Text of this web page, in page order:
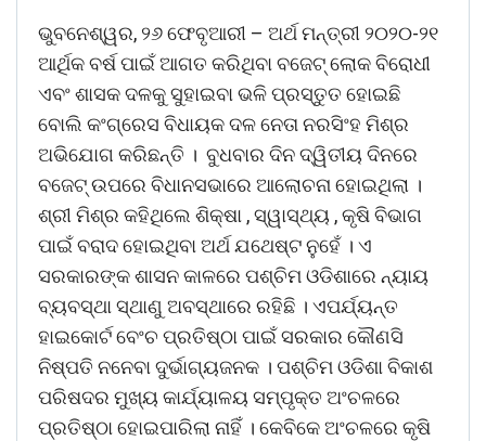
ଭୁବନେଶ୍ୱର, ୨୬ ଫେବୃଆରୀ – ଅର୍ଥ ମନ୍ତ୍ରୀ ୨୦୨୦-୨୧
ଆର୍ଥିକ ବର୍ଷ ପାଇଁ ଆଗତ କରିଥିବା ବଜେଟ୍ ଲୋକ ବିରୋଧୀ
ଏବଂ ଶାସକ ଦଳକୁ ସୁହାଇବା ଭଳି ପ୍ରସ୍ତୁତ ହୋଇଛି
ବୋଲି କଂଗ୍ରେସ ବିଧାୟକ ଦଳ ନେତା ନରସିଂହ ମିଶ୍ର
ଅଭିଯୋଗ କରିଛନ୍ତି । ବୁଧବାର ଦିନ ଦ୍ୱିତୀୟ ଦିନରେ
ବଜେଟ୍ ଉପରେ ବିଧାନସଭାରେ ଆଲୋଚନା ହୋଇଥିଲା ।
ଶ୍ରୀ ମିଶ୍ର କହିଥିଲେ ଶିକ୍ଷା , ସ୍ୱାସ୍ଥ୍ୟ , କୃଷି ବିଭାଗ
ପାଇଁ ବରାଦ ହୋଇଥିବା ଅର୍ଥ ଯଥେଷ୍ଟ ନୁହେଁ । ଏ
ସରକାରଙ୍କ ଶାସନ କାଳରେ ପଶ୍ଚିମ ଓଡିଶାରେ ନ୍ୟାୟ
ବ୍ୟବସ୍ଥା ସ୍ଥାଣୁ ଅବସ୍ଥାରେ ରହିଛି । ଏପର୍ଯ୍ୟନ୍ତ
ହାଇକୋର୍ଟ ବେଂଚ ପ୍ରତିଷ୍ଠା ପାଇଁ ସରକାର କୌଣସି
ନିଷ୍ପତି ନନେବା ଦୁର୍ଭାଗ୍ୟଜନକ । ପଶ୍ଚିମ ଓଡିଶା ବିକାଶ
ପରିଷଦର ମୁଖ୍ୟ କାର୍ଯ୍ୟାଳୟ ସମ୍ପୃକ୍ତ ଅଂଚଳରେ
ପ୍ରତିଷ୍ଠା ହୋଇପାରିଲା ନାହିଁ । କେବିକେ ଅଂଚଳରେ କୃଷି